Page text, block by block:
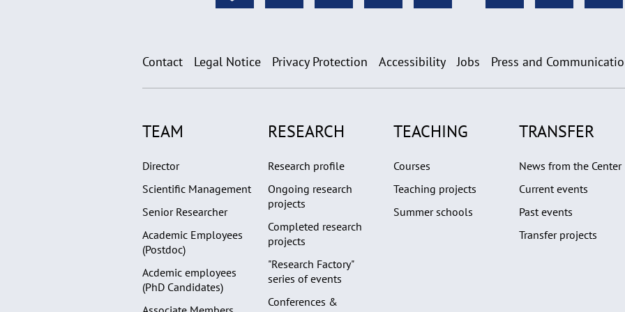
Contact Legal Notice Privacy Protection Accessibility Jobs Press and
TEAM
Director
Scientific Management
Senior Researcher
Academic Employees
(Postdoc)
Acdemic employees
(PhD Candidates)
RESEARCH
Research profile
Ongoing research
projects
Completed research
projects
"Research Factory"
series of events
Conferences &
TEACHING
Courses
Teaching projects
Summer schools
TRANSFER
News from the Center
Current events
Past events
Transfer projects